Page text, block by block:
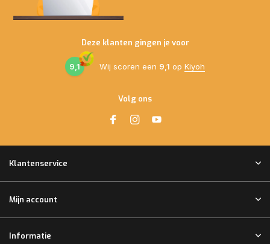
Deze klanten gingen je voor
9,1 Wij scoren een 9,1 op Kiyoh
Volg ons
Klantenservice
Mijn account
Informatie